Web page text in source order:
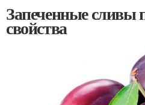
Запеченные сливы
свойства